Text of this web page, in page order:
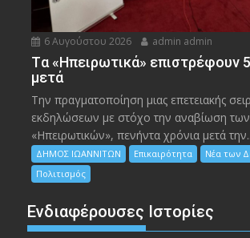
6 Αυγούστου 2026 admin admin
Tα «Ηπειρωτικά» επιστρέφουν
μετά
Την πραγματοποίηση μιας επετειακής
εκδηλώσεων με στόχο την αναβίωση των
«Ηπειρωτικών», πενήντα χρόνια μετά
ΔΗΜΟΣ ΙΩΑΝΝΙΤΩΝ Επικαιρότητα
Νέα των
Πολιτισμός
Ενδιαφέρουσες Ιστορίες